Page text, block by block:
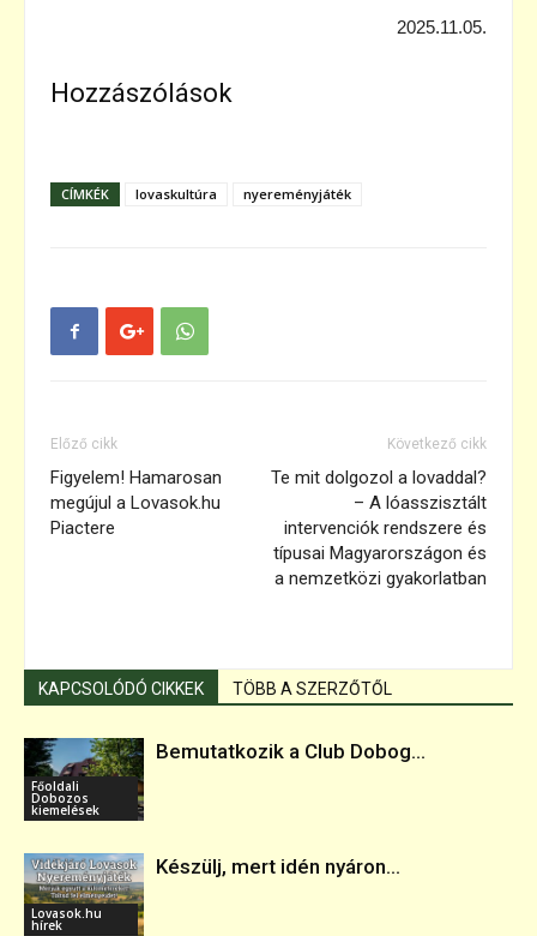
2025.11.05.
Hozzászólások
CÍMKÉK lovaskultúra nyereményjáték
Előző cikk
Figyelem! Hamarosan
megújul a Lovasok.hu
Piactere
Következő cikk
Te mit dolgozol a lovaddal?
– A lóasszisztált
intervenciók rendszere és
típusai Magyarországon és
a nemzetközi gyakorlatban
KAPCSOLÓDÓ CIKKEK TÖBB A SZERZŐTŐL
Főoldali
Dobozos
kiemelések
Bemutatkozik a Club Dobog...
Lovasok.hu
hírek
Készülj, mert idén nyáron...